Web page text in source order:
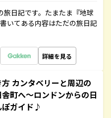
日記です。たまたま『地球
いてある内容はただの旅日記
詳細を見る
カンタベリーと周辺の
町へ～ロンドンからの日
ぽガイド♪